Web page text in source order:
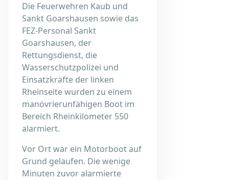
Die Feuerwehren Kaub und
Sankt Goarshausen sowie das
FEZ-Personal Sankt
Goarshausen, der
Rettungsdienst, die
Wasserschutzpolizei und
Einsatzkräfte der linken
Rheinseite wurden zu einem
manövrierunfähigen Boot im
Bereich Rheinkilometer 550
alarmiert.
Vor Ort war ein Motorboot auf
Grund gelaufen. Die wenige
Minuten zuvor alarmierte